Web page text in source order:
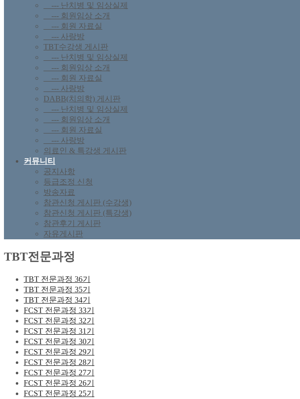
--- 난치병 및 임상실제
--- 회원임상 소개
--- 회원 자료실
--- 사랑방
TBT수강생 게시판
--- 난치병 및 임상실제
--- 회원임상 소개
--- 회원 자료실
--- 사랑방
DABB(치의학) 게시판
--- 난치병 및 임상실제
--- 회원임상 소개
--- 회원 자료실
--- 사랑방
의료인 & 특강생 게시판
커뮤니티
공지사항
등급조정 신청
방송자료
참관신청 게시판 (수강생)
참관신청 게시판 (특강생)
참관후기 게시판
자유게시판
TBT전문과정
TBT 전문과정 36기
TBT 전문과정 35기
TBT 전문과정 34기
FCST 전문과정 33기
FCST 전문과정 32기
FCST 전문과정 31기
FCST 전문과정 30기
FCST 전문과정 29기
FCST 전문과정 28기
FCST 전문과정 27기
FCST 전문과정 26기
FCST 전문과정 25기